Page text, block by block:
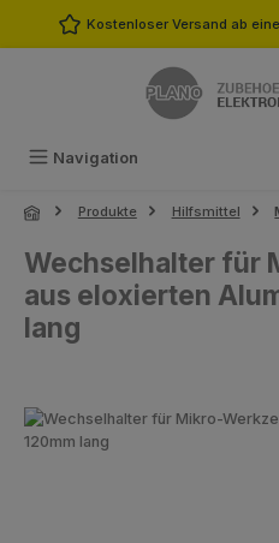
Zum Hauptinhalt springen
Kostenloser Versand ab
Navigation
Produkte Hilfsmittel
Wechselhalter für
aus eloxierten
lang
Bildergalerie überspringen